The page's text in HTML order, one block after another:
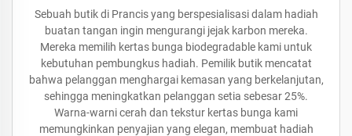
Sebuah butik di Prancis yang berspesialisasi dalam hadiah
buatan tangan ingin mengurangi jejak karbon mereka.
Mereka memilih kertas bunga biodegradable kami untuk
kebutuhan pembungkus hadiah. Pemilik butik mencatat
bahwa pelanggan menghargai kemasan yang berkelanjutan,
sehingga meningkatkan pelanggan setia sebesar 25%.
Warna-warni cerah dan tekstur kertas bunga kami
memungkinkan penyajian yang elegan, membuat hadiah